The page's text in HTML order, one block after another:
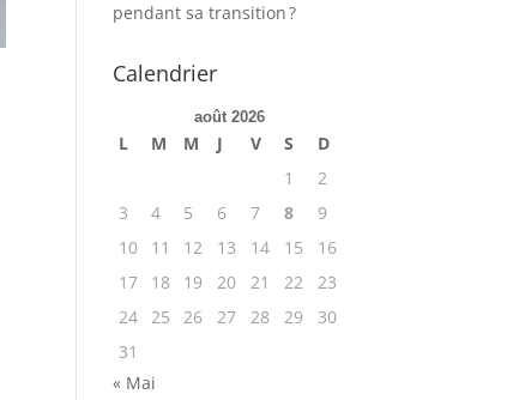
pendant sa transition ?
Calendrier
août 2026
L M M J V S
D
1
2
3
4 5 6 7 8
9
10
11 12 13 14 15
16
17
18 19 20 21 22
23
24 25 26 27 28 29
30
31
« Mai